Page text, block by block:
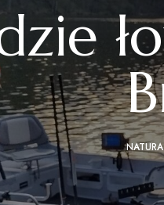
NATURA